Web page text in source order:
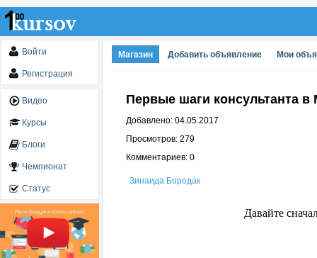
Войти
Регистрация
Видео
Курсы
Блоги
Чемпионат
Статус
Магазин Добавить объявление Мои
Первые шаги консультанта
Добавлено: 04.05.2017
Просмотров: 279
Комментариев: 0
Зинаида Бородак
Давайте